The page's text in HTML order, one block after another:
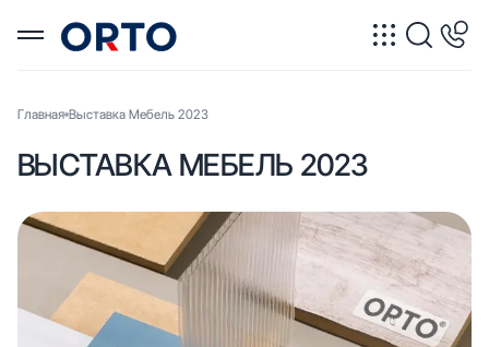
Главная Выставка Мебель 2023
ВЫСТАВКА МЕБЕЛЬ 2023